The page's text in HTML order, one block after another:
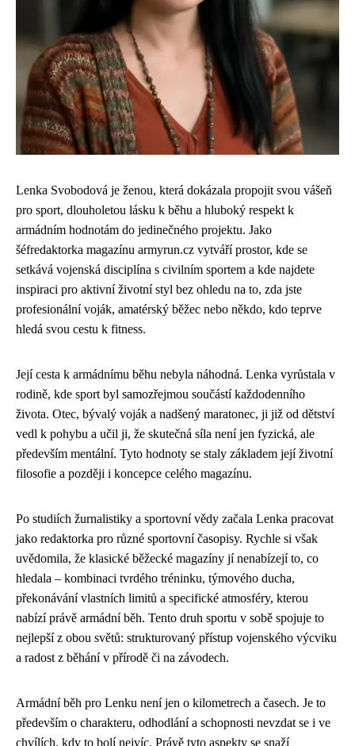
Lenka Svobodová je ženou, která dokázala propojit svou vášeň
pro sport, dlouholetou lásku k běhu a hluboký respekt k
armádním hodnotám do jedinečného projektu. Jako
šéfredaktorka magazínu armyrun.cz vytváří prostor, kde se
setkává vojenská disciplína s civilním sportem a kde najdete
inspiraci pro aktivní životní styl bez ohledu na to, zda jste
profesionální voják, amatérský běžec nebo někdo, kdo teprve
hledá svou cestu k fitness.
Její cesta k armádnímu běhu nebyla náhodná. Lenka vyrůstala v
rodině, kde sport byl samozřejmou součástí každodenního
života. Otec, bývalý voják a nadšený maratonec, ji již od dětství
vedl k pohybu a učil ji, že skutečná síla není jen fyzická, ale
především mentální. Tyto hodnoty se staly základem její životní
filosofie a později i koncepce celého magazínu.
Po studiích žurnalistiky a sportovní vědy začala Lenka pracovat
jako redaktorka pro různé sportovní časopisy. Rychle si však
uvědomila, že klasické běžecké magazíny jí nenabízejí to, co
hledala – kombinaci tvrdého tréninku, týmového ducha,
překonávání vlastních limitů a specifické atmosféry, kterou
nabízí právě armádní běh. Tento druh sportu v sobě spojuje to
nejlepší z obou světů: strukturovaný přístup vojenského výcviku
a radost z běhání v přírodě či na závodech.
Armádní běh pro Lenku není jen o kilometrech a časech. Je to
především o charakteru, odhodlání a schopnosti nevzdat se i ve
chvílích, kdy to bolí nejvíc. Právě tyto aspekty se snaží